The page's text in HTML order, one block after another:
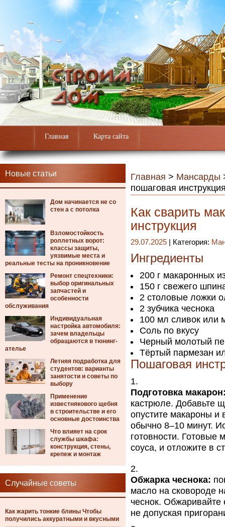
Главная Карта сайта
Новые статьи
Дом начинается не со
стен а с потолка
Взломостойкость
роллетных ворот:
классы защиты,
уязвимые места и
реальные тесты на проникновение
Ремонт спецтехники:
выбор оригинальных
запчастей и
особенности
обслуживания
Индивидуальная
настройка автомобиля:
зачем владельцы
обращаются в тюнинг-
ателье
Летняя подработка для
студентов: варианты
занятости и советы по
выбору
Применение
известнякового щебня
в строительстве и его
основные достоинства
Что влияет на срок
службы шкафа:
конструкция, стены,
крепеж и монтаж
Случайные советы
Как жарить тонкие блины Чтобы
получились аккуратными и вкусными
Главная > Мансарды
пошаговая
Как сварить
инструкция
29.07.2025 | Категория:
Ингредиенты
200 г макаронных
150 г свежего
2 столовые ложки
2 зубчика чеснока
100 мл сливок или
Соль по вкусу
Черный молотый
Тёртый пармезан
Пошаговая
Подготовка
кастрюле. Добавьте
опустите макароны и
обычно 8–10 минут.
готовности. Готовые
соуса, и отложите в
Обжарка чеснока:
масло на сковороде
чеснок. Обжаривайте
не допуская